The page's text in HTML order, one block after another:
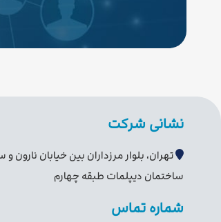
نشانی شرکت
ساختمان دیپلمات طبقه چهارم
شماره تماس